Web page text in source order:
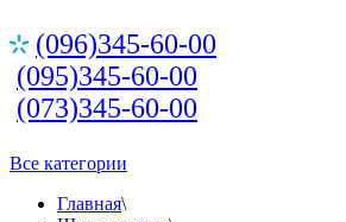
(096)345-60-00
(095)345-60-00
(073)345-60-00
Все категории
Главная\